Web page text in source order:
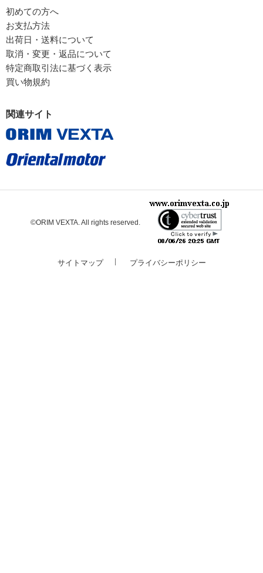
初めての方へ
お支払方法
出荷日・送料について
取消・変更・返品について
特定商取引法に基づく表示
買い物規約
関連サイト
©ORIM VEXTA. All rights reserved.
サイトマップ プライバシーポリシー